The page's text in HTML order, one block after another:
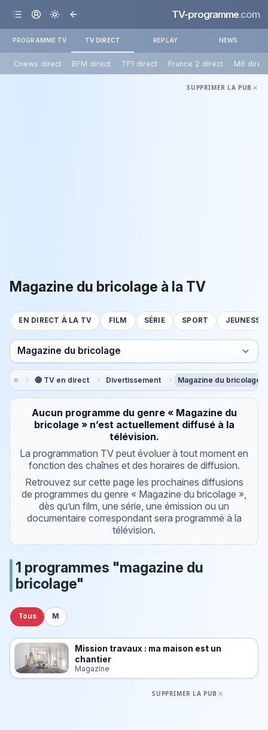
TV-programme.com
PROGRAMME TV TV DIRECT REPLAY NEWS
Cnews direct BFM direct TF1 direct France 2 direct M6
SUPPRIMER LA PUB
Magazine du bricolage à la TV
EN DIRECT À LA TV FILM SÉRIE SPORT JEUNESSE
Magazine du bricolage
🔴 TV en direct Divertissement Magazine du bricolage
Aucun programme du genre « Magazine du
bricolage » n’est actuellement diffusé à la
télévision.
La programmation TV peut évoluer à tout moment en
fonction des chaînes et des horaires de diffusion.
Retrouvez sur cette page les prochaines diffusions
de programmes du genre « Magazine du bricolage »,
dès qu’un film, une série, une émission ou un
documentaire correspondant sera programmé à la
télévision.
1 programmes "magazine du
bricolage"
Tous M
Mission travaux : ma maison est un
chantier
Magazine
SUPPRIMER LA PUB